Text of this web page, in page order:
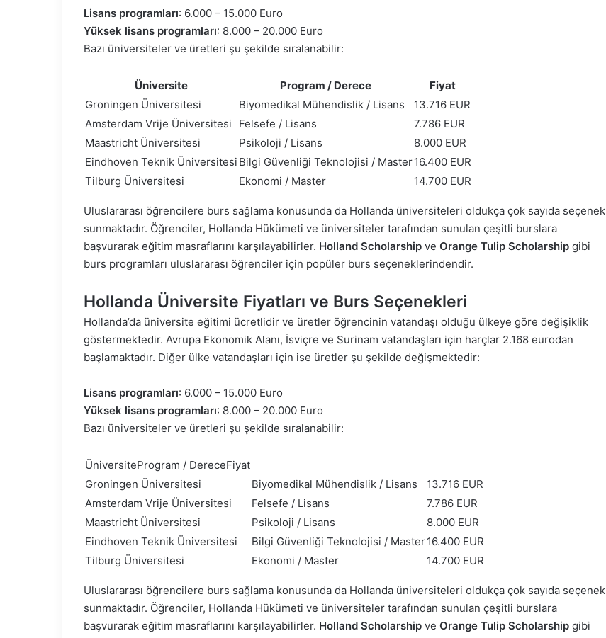
Lisans programları: 6.000 – 15.000 Euro
Yüksek lisans programları: 8.000 – 20.000 Euro
Bazı üniversiteler ve üretleri şu şekilde sıralanabilir:
Üniversite Program / Derece
Fiyat
Groningen Üniversitesi
Biyomedikal Mühendislik / Lisans
13.716 EUR
Amsterdam Vrije Üniversitesi
Felsefe / Lisans
7.786 EUR
Maastricht Üniversitesi
Psikoloji / Lisans
8.000 EUR
Eindhoven Teknik Üniversitesi Bilgi Güvenliği Teknolojisi / Master16.400 EUR
Tilburg Üniversitesi
Ekonomi / Master 14.700 EUR
Uluslararası öğrencilere burs sağlama konusunda da Hollanda üniversiteleri oldukça çok sayıda seçenek
sunmaktadır. Öğrenciler, Hollanda Hükümeti ve üniversiteler tarafından sunulan çeşitli burslara
başvurarak eğitim masraflarını karşılayabilirler. Holland Scholarship ve Orange Tulip Scholarship gibi
burs programları uluslararası öğrenciler için popüler burs seçeneklerindendir.
Hollanda Üniversite Fiyatları ve Burs Seçenekleri
Hollanda’da üniversite eğitimi ücretlidir ve üretler öğrencinin vatandaşı olduğu ülkeye göre değişiklik
göstermektedir. Avrupa Ekonomik Alanı, İsviçre ve Surinam vatandaşları için harçlar 2.168 eurodan
başlamaktadır. Diğer ülke vatandaşları için ise üretler şu şekilde değişmektedir:
Lisans programları: 6.000 – 15.000 Euro
Yüksek lisans programları: 8.000 – 20.000 Euro
Bazı üniversiteler ve üretleri şu şekilde sıralanabilir:
ÜniversiteProgram / DereceFiyat
Groningen Üniversitesi
Biyomedikal Mühendislik / Lisans
13.716 EUR
Amsterdam Vrije Üniversitesi
Felsefe / Lisans
7.786 EUR
Maastricht Üniversitesi
Psikoloji / Lisans
8.000 EUR
Eindhoven Teknik Üniversitesi
Bilgi Güvenliği Teknolojisi / Master16.400 EUR
Tilburg Üniversitesi
Ekonomi / Master 14.700 EUR
Uluslararası öğrencilere burs sağlama konusunda da Hollanda üniversiteleri oldukça çok sayıda seçenek
sunmaktadır. Öğrenciler, Hollanda Hükümeti ve üniversiteler tarafından sunulan çeşitli burslara
başvurarak eğitim masraflarını karşılayabilirler. Holland Scholarship ve Orange Tulip Scholarship gibi